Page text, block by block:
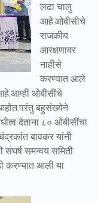
लढा चालु
आहे.ओबीसीचे
राजकीय
आरक्षणावर
नाहीसे
करण्यात आले
ओबीसींचे
बहुसंख्येने
देताना ८० ओबीसींचा
बावकर यांनी
समन्वय समिती
करण्यात आली या